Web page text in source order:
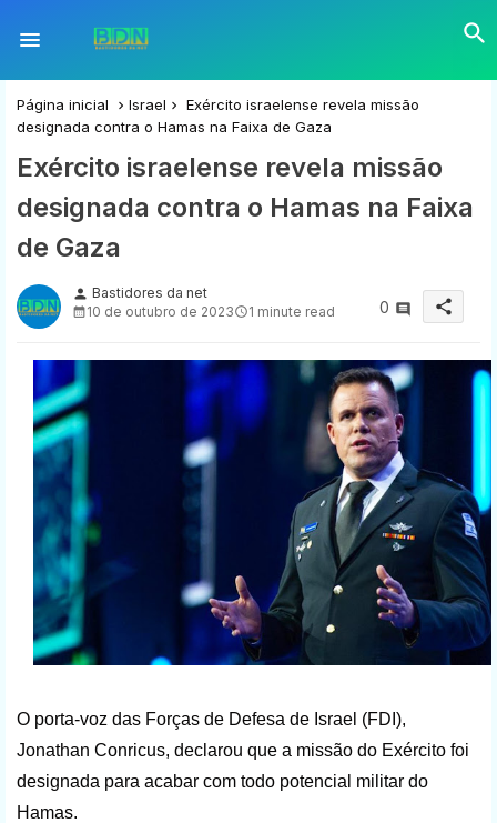
Página inicial Israel
Exército israelense revela missão
designada contra o Hamas na Faixa de Gaza
Exército israelense revela missão
designada contra o Hamas na Faixa
de Gaza
person Bastidores da net
10 de outubro de 2023
1 minute read 0 share
O porta-voz das Forças de Defesa de Israel (FDI),
Jonathan Conricus, declarou que a missão do Exército foi
designada para acabar com todo potencial militar do
Hamas.